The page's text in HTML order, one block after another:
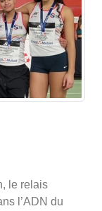
le relais
l’ADN du